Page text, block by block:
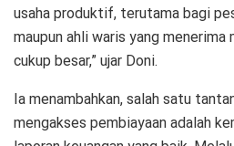
usaha produktif, terutama bagi
maupun ahli waris yang menerima
cukup besar,” ujar Doni.
Ia menambahkan, salah satu
mengakses pembiayaan adalah